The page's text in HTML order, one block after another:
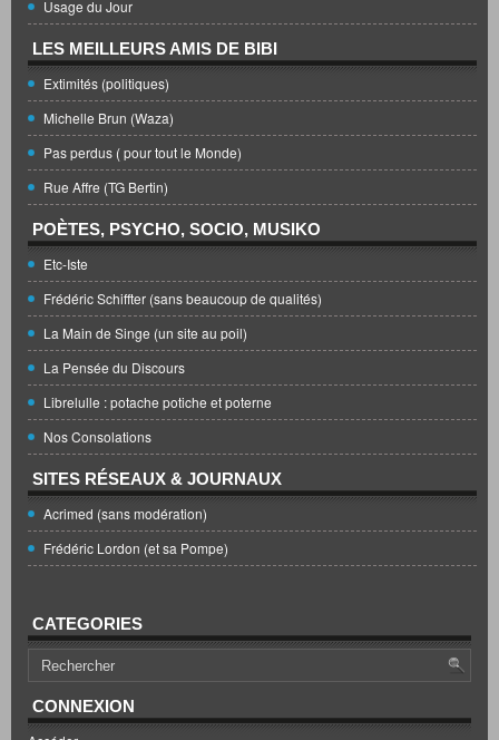
Usage du Jour
LES MEILLEURS AMIS DE BIBI
Extimités (politiques)
Michelle Brun (Waza)
Pas perdus ( pour tout le Monde)
Rue Affre (TG Bertin)
POÈTES, PSYCHO, SOCIO, MUSIKO
Etc-Iste
Frédéric Schiffter (sans beaucoup de qualités)
La Main de Singe (un site au poil)
La Pensée du Discours
Librelulle : potache potiche et poterne
Nos Consolations
SITES RÉSEAUX & JOURNAUX
Acrimed (sans modération)
Frédéric Lordon (et sa Pompe)
CATEGORIES
CONNEXION